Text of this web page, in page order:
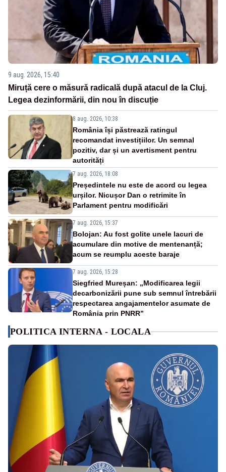
9 aug. 2026, 15:40
Miruță cere o măsură radicală după atacul de la Cluj.
Legea dezinformării, din nou în discuție
8 aug. 2026, 10:38
România își păstrează ratingul
recomandat investițiilor. Un semnal
pozitiv, dar și un avertisment pentru
autorități
7 aug. 2026, 18:08
Președintele nu este de acord cu legea
urșilor. Nicușor Dan o retrimite în
Parlament pentru modificări
7 aug. 2026, 15:37
Bolojan: Au fost golite unele lacuri de
acumulare din motive de mentenanță;
acum se reumplu aceste baraje
7 aug. 2026, 15:28
Siegfried Mureșan: „Modificarea legii
decarbonizării pune sub semnul întrebării
respectarea angajamentelor asumate de
România prin PNRR”
POLITICA INTERNA - LOCALA